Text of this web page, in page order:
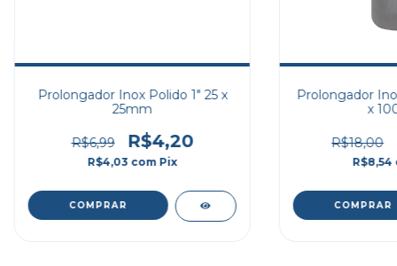
Prolongador Inox Polido 1" 25 x
25mm
R$6,99 R$4,20
R$4,03 com Pix
Prolongador
x
R$18,00
R$8,54